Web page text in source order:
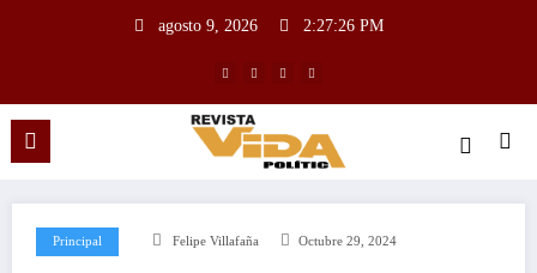
agosto 9, 2026 2:27:27 PM
Principal Felipe Villafaña Octubre 29, 2024